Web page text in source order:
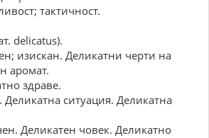
тактичност.
delicatus).
изискан. Деликатни черти на
аромат.
здраве.
Деликатна ситуация. Деликатна
Деликатен човек. Деликатно